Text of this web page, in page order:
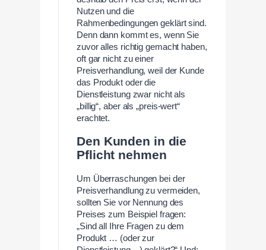
Nutzen und die
Rahmenbedingungen geklärt sind.
Denn dann kommt es, wenn Sie
zuvor alles richtig gemacht haben,
oft gar nicht zu einer
Preisverhandlung, weil der Kunde
das Produkt oder die
Dienstleistung zwar nicht als
„billig“, aber als „preis-wert“
erachtet.
Den Kunden in die
Pflicht nehmen
Um Überraschungen bei der
Preisverhandlung zu vermeiden,
sollten Sie vor Nennung des
Preises zum Beispiel fragen:
„Sind all Ihre Fragen zu dem
Produkt … (oder zur